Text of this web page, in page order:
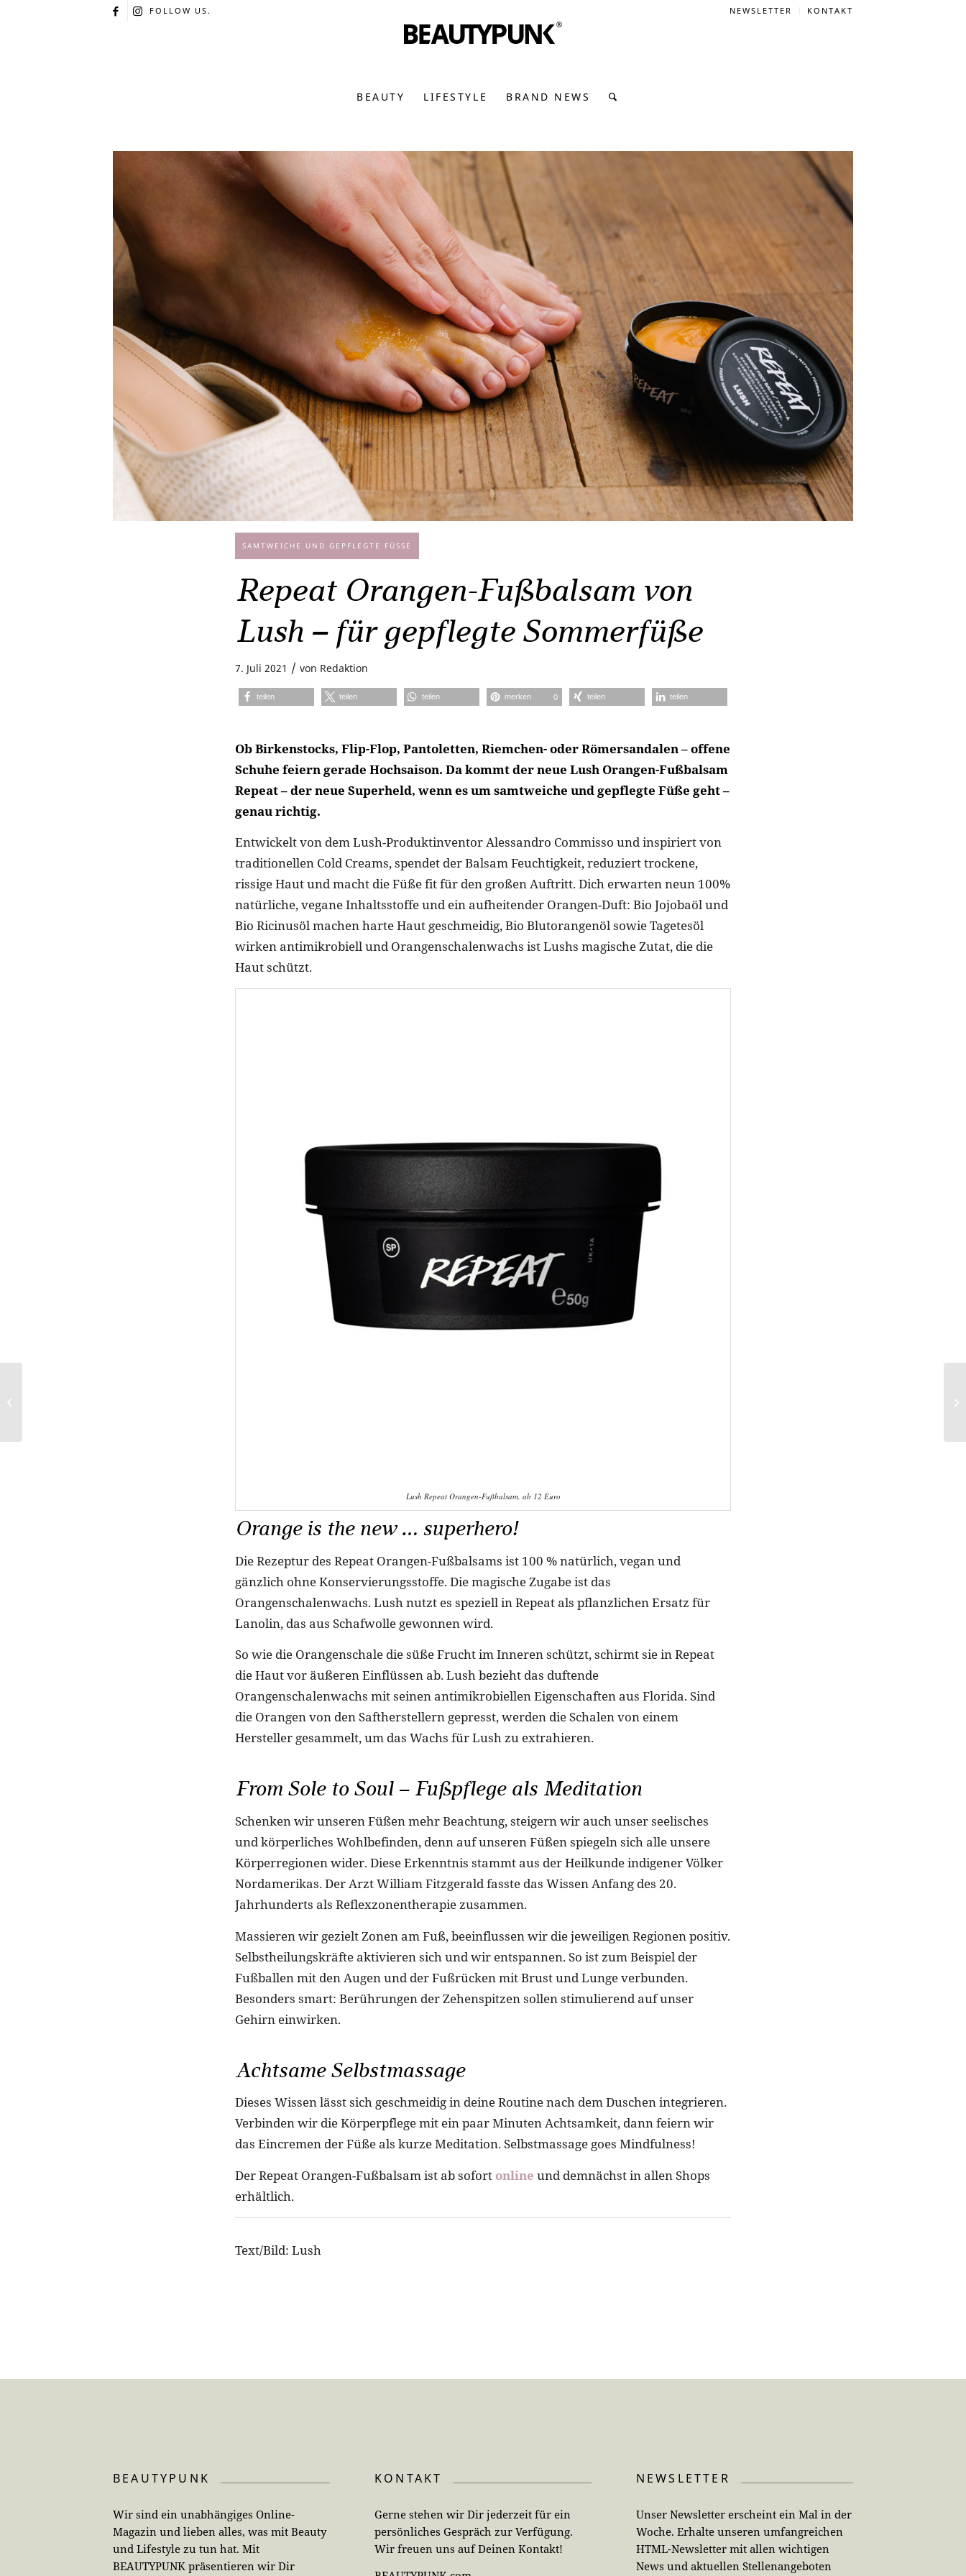
NEWSLETTER KONTAKT
FOLLOW US.
BEAUTY LIFESTYLE BRAND NEWS
SAMTWEICHE UND GEPFLEGTE FÜSSE
Repeat Orangen-Fußbalsam von
Lush – für gepflegte Sommerfüße
7. Juli 2021 / von Redaktion
teilen teilen teilen merken 0 teilen teilen
Ob Birkenstocks, Flip-Flop, Pantoletten, Riemchen- oder Römersandalen – offene
Schuhe feiern gerade Hochsaison. Da kommt der neue Lush Orangen-Fußbalsam
Repeat – der neue Superheld, wenn es um samtweiche und gepflegte Füße geht –
genau richtig.
Entwickelt von dem Lush-Produktinventor Alessandro Commisso und inspiriert von
traditionellen Cold Creams, spendet der Balsam Feuchtigkeit, reduziert trockene,
rissige Haut und macht die Füße fit für den großen Auftritt. Dich erwarten neun 100%
natürliche, vegane Inhaltsstoffe und ein aufheitender Orangen-Duft: Bio Jojobaöl und
Bio Ricinusöl machen harte Haut geschmeidig, Bio Blutorangenöl sowie Tagetesöl
wirken antimikrobiell und Orangenschalenwachs ist Lushs magische Zutat, die die
Haut schützt.
Lush Repeat Orangen-Fußbalsam, ab 12 Euro
Orange is the new … superhero!
Die Rezeptur des Repeat Orangen-Fußbalsams ist 100 % natürlich, vegan und
gänzlich ohne Konservierungsstoffe. Die magische Zugabe ist das
Orangenschalenwachs. Lush nutzt es speziell in Repeat als pflanzlichen Ersatz für
Lanolin, das aus Schafwolle gewonnen wird.
So wie die Orangenschale die süße Frucht im Inneren schützt, schirmt sie in Repeat
die Haut vor äußeren Einflüssen ab. Lush bezieht das duftende
Orangenschalenwachs mit seinen antimikrobiellen Eigenschaften aus Florida. Sind
die Orangen von den Saftherstellern gepresst, werden die Schalen von einem
Hersteller gesammelt, um das Wachs für Lush zu extrahieren.
From Sole to Soul – Fußpflege als Meditation
Schenken wir unseren Füßen mehr Beachtung, steigern wir auch unser seelisches
und körperliches Wohlbefinden, denn auf unseren Füßen spiegeln sich alle unsere
Körperregionen wider. Diese Erkenntnis stammt aus der Heilkunde indigener Völker
Nordamerikas. Der Arzt William Fitzgerald fasste das Wissen Anfang des 20.
Jahrhunderts als Reflexzonentherapie zusammen.
Massieren wir gezielt Zonen am Fuß, beeinflussen wir die jeweiligen Regionen positiv.
Selbstheilungskräfte aktivieren sich und wir entspannen. So ist zum Beispiel der
Fußballen mit den Augen und der Fußrücken mit Brust und Lunge verbunden.
Besonders smart: Berührungen der Zehenspitzen sollen stimulierend auf unser
Gehirn einwirken.
Achtsame Selbstmassage
Dieses Wissen lässt sich geschmeidig in deine Routine nach dem Duschen integrieren.
Verbinden wir die Körperpflege mit ein paar Minuten Achtsamkeit, dann feiern wir
das Eincremen der Füße als kurze Meditation. Selbstmassage goes Mindfulness!
Der Repeat Orangen-Fußbalsam ist ab sofort online und demnächst in allen Shops
erhältlich.
Text/Bild: Lush
BEAUTYPUNK
Wir sind ein unabhängiges Online-
Magazin und lieben alles, was mit Beauty
und Lifestyle zu tun hat. Mit
BEAUTYPUNK präsentieren wir Dir
KONTAKT
Gerne stehen wir Dir jederzeit für ein
persönliches Gespräch zur Verfügung.
Wir freuen uns auf Deinen Kontakt!
NEWSLETTER
Unser Newsletter erscheint ein Mal in der
Woche. Erhalte unseren umfangreichen
HTML-Newsletter mit allen wichtigen
News und aktuellen Stellenangeboten